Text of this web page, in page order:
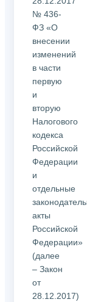
№ 436-
ФЗ «О
внесении
изменений
в части
первую
и
вторую
Налогового
кодекса
Российской
Федерации
и
отдельные
акты
Российской
Федерации»
(далее
– Закон
от
28.12.2017)